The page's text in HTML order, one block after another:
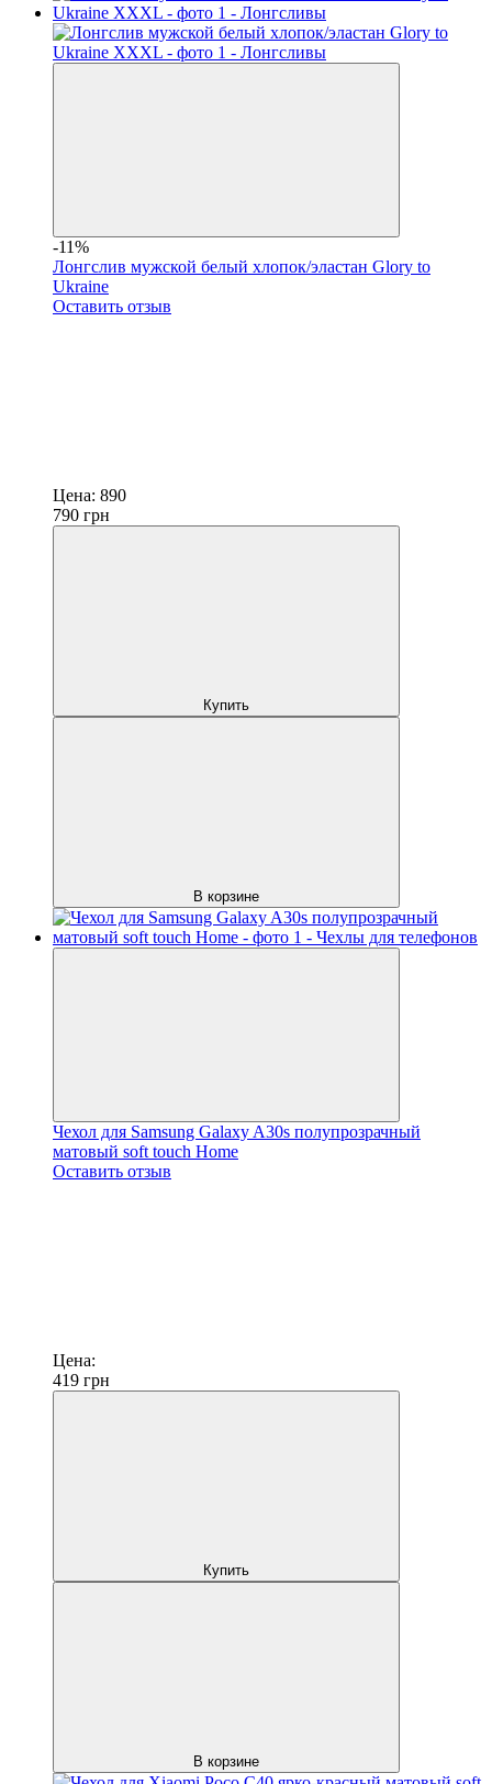
-11%
Лонгслив мужской белый хлопок/эластан Glory to
Ukraine
Оставить отзыв
Цена: 890
790 грн
Купить
В корзине
Чехол для Samsung Galaxy A30s полупрозрачный
матовый soft touch Home
Оставить отзыв
Цена:
419 грн
Купить
В корзине